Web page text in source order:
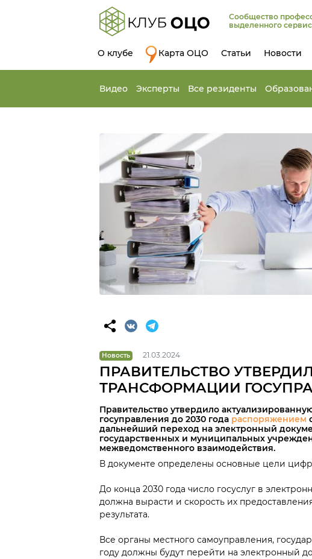
Сообщество
выделенного
О клубе Карта ОЦО Статьи Новости
Видео Эксперты Все резиденты
Новость 21.03.2024
ПРАВИТЕЛЬСТВО
ТРАНСФОРМАЦИИ
Правительство утвердило
госуправления до 2030 года распоряжением
дальнейший переход на электронный
государственных и муниципальных
межведомственного взаимодействия.
В документе определены основные цели
До конца 2030 года число госуслуг в
должна вырасти и скорость их
результата.
Все органы местного самоуправления,
году должны будут перейти на электронный